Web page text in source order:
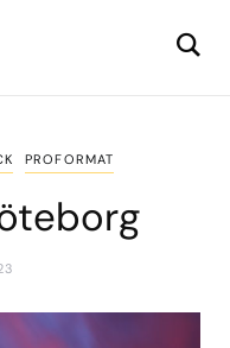
PROFORMAT